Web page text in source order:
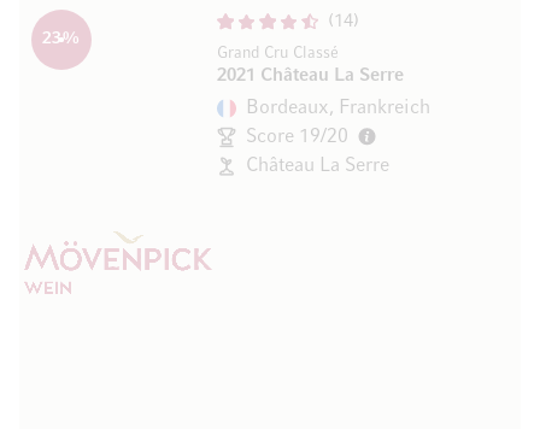
14
Grand Cru Classé
2021 Château La Serre
23%
Bordeaux, Frankreich
Score 19/20
Château La Serre